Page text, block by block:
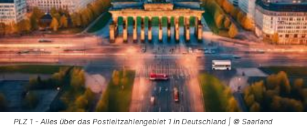
PLZ 1 - Alles über das Postleitzahlengebiet 1 in Deutschland | © Saarland